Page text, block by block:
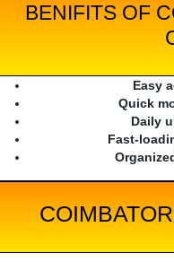
BENIFITS OF
Easy
Quick
Daily
Fast-